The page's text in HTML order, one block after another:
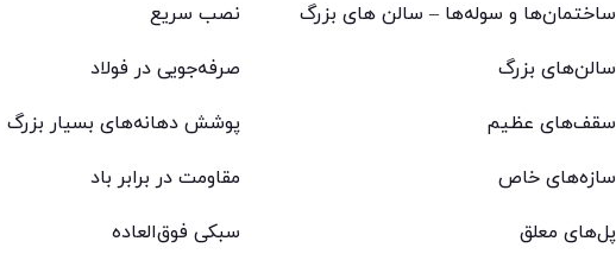
ساختمان‌ها و سوله‌ها – سالن های بزرگ نصب سریع
سالن‌های بزرگ صرفه‌جویی در فولاد
سقف‌های عظیم پوشش دهانه‌های بسیار بزرگ
سازه‌های خاص مقاومت در برابر باد
پل‌های معلق سبکی فوق‌العاده